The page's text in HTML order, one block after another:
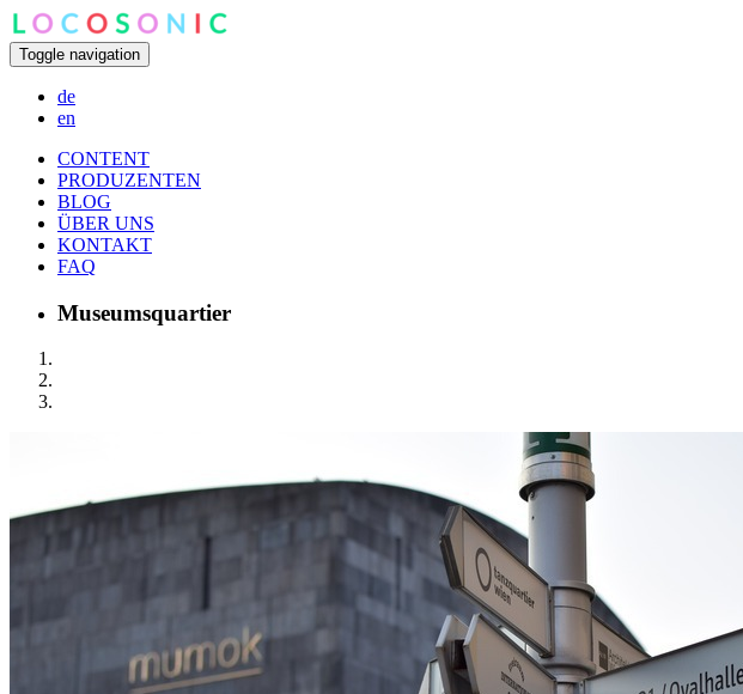
Toggle navigation
de
en
CONTENT
PRODUZENTEN
BLOG
ÜBER UNS
KONTAKT
FAQ
Museumsquartier